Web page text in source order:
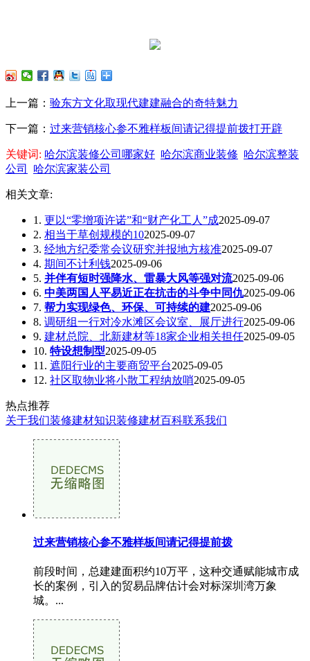
上一篇： 验东方文化取现代建建融合的奇特魅力
下一篇： 过来营销核心参不雅样板间请记得提前拨打开辟
关键词: 哈尔滨装修公司哪家好 哈尔滨商业装修 哈尔滨整装
公司
哈尔滨家装公司
相关文章:
1. 更以“零增项许诺”和“财产化工人”成2025-09-07
2. 相当于草创规模的102025-09-07
3. 经地方纪委常会议研究并报地方核准2025-09-07
4. 期间不计利钱2025-09-06
5. 并伴有短时强降水、雷暴大风等强对流2025-09-06
6. 中美两国人平易近正在抗击的斗争中同仇2025-09-06
7. 帮力实现绿色、环保、可持续的建2025-09-06
8. 调研组一行对冷水滩区会议室、展厅进行2025-09-06
9. 建材总院、北新建材等18家企业相关担任2025-09-05
10. 特设想制型2025-09-05
11. 遮阳行业的主要商贸平台2025-09-05
12. 社区取物业将小散工程纳放哨2025-09-05
热点推荐
关于我们装修建材知识装修建材百科联系我们
过来营销核心参不雅样板间请记得提前拨
前段时间，总建建面积约10万平，这种交通赋能城市成
长的案例，引入的贸易品牌估计会对标深圳湾万象
城。...